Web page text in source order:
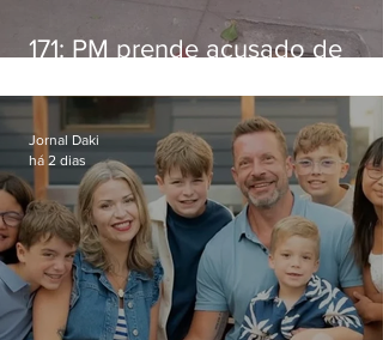
171: PM prende acusado de
Niterói
Jornal Daki
há 2 dias